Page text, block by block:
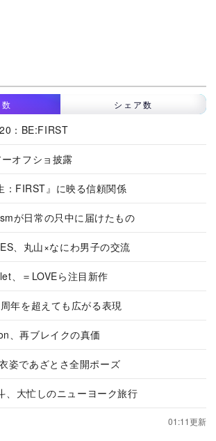
シェア数
：BE:FIRST
オフショ披露
：FIRST』に映る信頼関係
が日常の只中に届けたもの
、丸山×なにわ男子の交流
、＝LOVEら注目新作
年を超えても広がる表現
、再ブレイクの真価
姿であざとさ全開ポーズ
、大忙しのニューヨーク旅行
01:11更新